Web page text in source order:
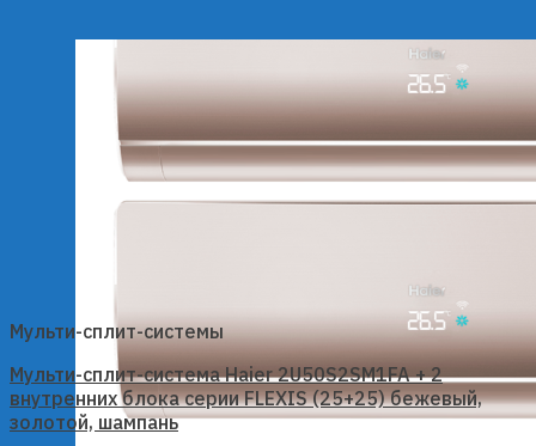
Мульти-сплит-системы
Мульти-сплит-система Haier 2U50S2SM1FA + 2
внутренних блока серии FLEXIS (25+25) бежевый,
золотой, шампань